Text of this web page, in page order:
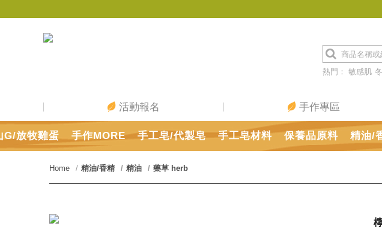
熱門： 敏感肌
G/放牧雞蛋 手作MORE 手工皂/代製皂 手工皂材料 保養品原料 精油/
活動報名 手作專區
Home 精油/香精 精油 藥草 herb